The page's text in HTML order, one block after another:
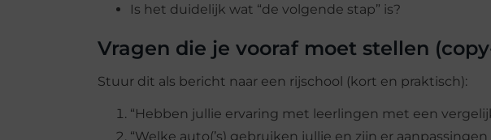
Is het duidelijk wat “de volgende stap” is?
Vragen die je vooraf moet stellen
Stuur dit als bericht naar een rijschool (kort en praktisch):
“Hebben jullie ervaring met leerlingen met een
“Welke auto(’s) gebruiken jullie en zijn er